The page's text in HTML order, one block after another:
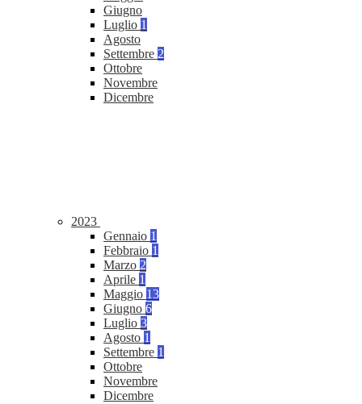
Giugno
Luglio 1
Agosto
Settembre 2
Ottobre
Novembre
Dicembre
2023
Gennaio 1
Febbraio 1
Marzo 2
Aprile 1
Maggio 13
Giugno 6
Luglio 3
Agosto 1
Settembre 1
Ottobre
Novembre
Dicembre